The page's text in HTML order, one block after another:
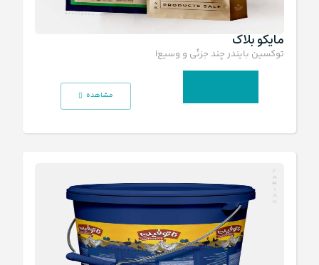
مایکو بلاک
توکسین بایندر چند جزئی و وسیع‌الطیف مایکوبلاک
مشاهده